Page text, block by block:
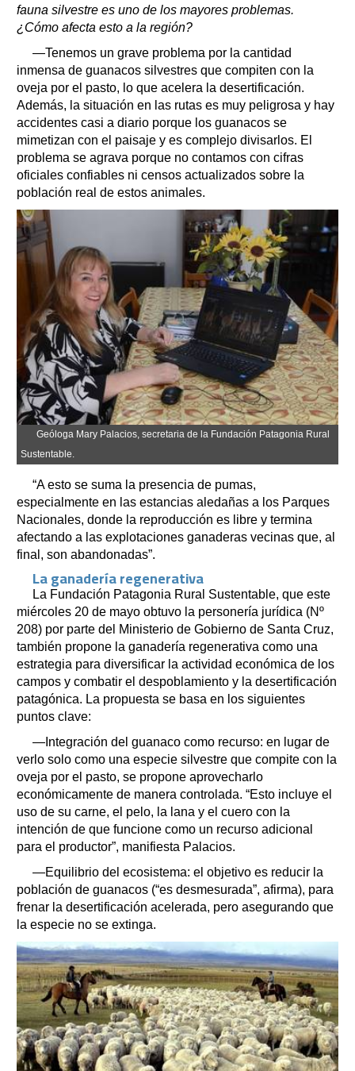
fauna silvestre es uno de los mayores problemas.
¿Cómo afecta esto a la región?
—Tenemos un grave problema por la cantidad
inmensa de guanacos silvestres que compiten con la
oveja por el pasto, lo que acelera la desertificación.
Además, la situación en las rutas es muy peligrosa y hay
accidentes casi a diario porque los guanacos se
mimetizan con el paisaje y es complejo divisarlos. El
problema se agrava porque no contamos con cifras
oficiales confiables ni censos actualizados sobre la
población real de estos animales.
Geóloga Mary Palacios, secretaria de la Fundación Patagonia Rural
Sustentable.
“A esto se suma la presencia de pumas,
especialmente en las estancias aledañas a los Parques
Nacionales, donde la reproducción es libre y termina
afectando a las explotaciones ganaderas vecinas que, al
final, son abandonadas”.
La ganadería regenerativa
La Fundación Patagonia Rural Sustentable, que este
miércoles 20 de mayo obtuvo la personería jurídica (Nº
208) por parte del Ministerio de Gobierno de Santa Cruz,
también propone la ganadería regenerativa como una
estrategia para diversificar la actividad económica de los
campos y combatir el despoblamiento y la desertificación
patagónica. La propuesta se basa en los siguientes
puntos clave:
—Integración del guanaco como recurso: en lugar de
verlo solo como una especie silvestre que compite con la
oveja por el pasto, se propone aprovecharlo
económicamente de manera controlada. “Esto incluye el
uso de su carne, el pelo, la lana y el cuero con la
intención de que funcione como un recurso adicional
para el productor”, manifiesta Palacios.
—Equilibrio del ecosistema: el objetivo es reducir la
población de guanacos (“es desmesurada”, afirma), para
frenar la desertificación acelerada, pero asegurando que
la especie no se extinga.